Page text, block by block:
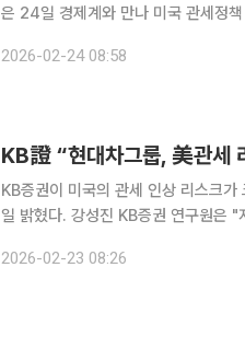
은 24일 경제계와 만나 미국 관세정
청했다. 이날 국회에서 열린 ’대미
2026-02-24 08:58
KB증권이 미국의 관세 인상 리스크
일 밝혔다. 강성진 KB증권 연구원은 "지난 주말 미국 대법원 판결에 의해 한국산 자동차에 대한 트
에 대한 우려 및 높아진 주가수익비율
2026-02-23 08:26